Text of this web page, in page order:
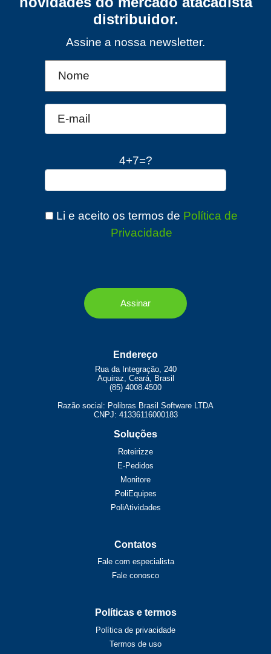
distribuidor.
Assine a nossa newsletter.
4+7=?
Li e aceito os termos de Política de
Privacidade
Endereço
Rua da Integração, 240
Aquiraz, Ceará, Brasil
(85) 4008.4500
Razão social: Polibras Brasil Software LTDA
CNPJ: 41336116000183
Soluções
Roteirizze
E-Pedidos
Monitore
PoliEquipes
PoliAtividades
Contatos
Fale com especialista
Fale conosco
Políticas e termos
Política de privacidade
Termos de uso